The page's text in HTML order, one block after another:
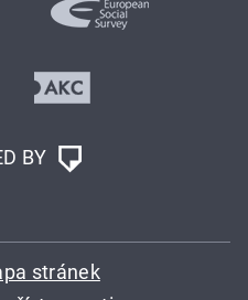
BY
stránek